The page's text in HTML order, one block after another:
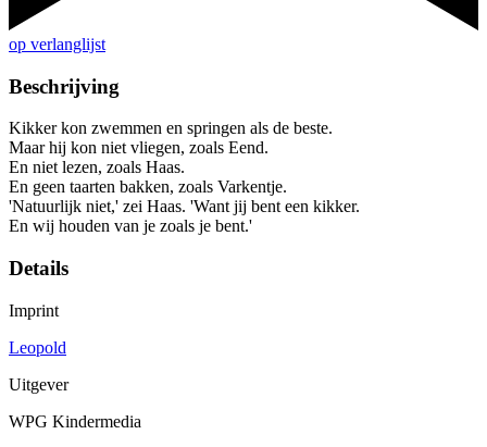
op verlanglijst
Beschrijving
Kikker kon zwemmen en springen als de beste.
Maar hij kon niet vliegen, zoals Eend.
En niet lezen, zoals Haas.
En geen taarten bakken, zoals Varkentje.
'Natuurlijk niet,' zei Haas. 'Want jij bent een kikker.
En wij houden van je zoals je bent.'
Details
Imprint
Leopold
Uitgever
WPG Kindermedia